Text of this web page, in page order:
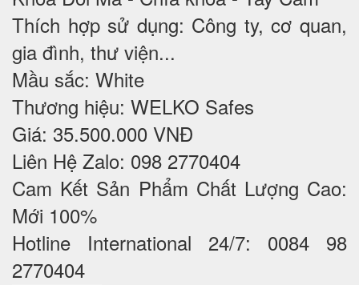
Thích hợp sử dụng: Công ty, cơ quan,
gia đình, thư viện...
Mầu sắc: White
Thương hiệu: WELKO Safes
Giá: 35.500.000 VNĐ
Liên Hệ Zalo: 098 2770404
Cam Kết Sản Phẩm Chất Lượng Cao:
Mới 100%
Hotline International 24/7: 0084 98
2770404